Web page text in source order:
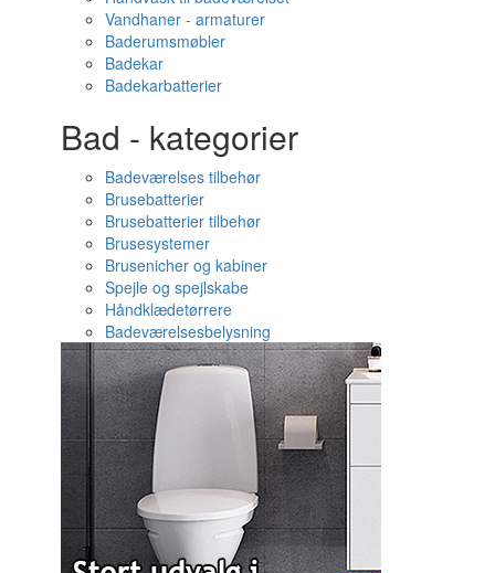
Vandhaner - armaturer
Baderumsmøbler
Badekar
Badekarbatterier
Bad - kategorier
Badeværelses tilbehør
Brusebatterier
Brusebatterier tilbehør
Brusesystemer
Brusenicher og kabiner
Spejle og spejlskabe
Håndklædetørrere
Badeværelsesbelysning